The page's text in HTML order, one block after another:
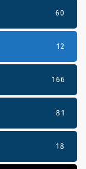
60
12
166
81
18